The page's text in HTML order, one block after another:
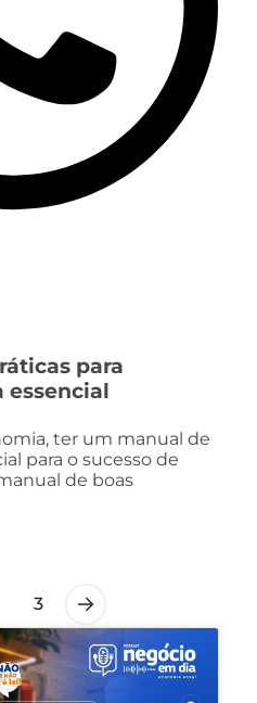
para
essencial
ter um manual de
para o sucesso de
de boas
3